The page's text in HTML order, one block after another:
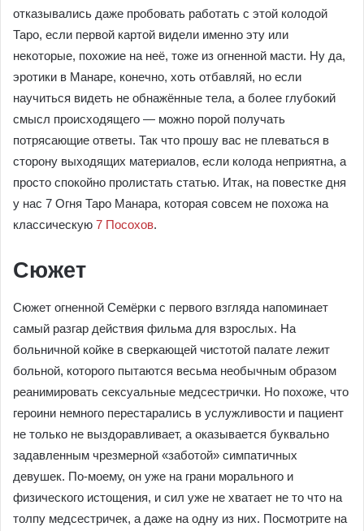
отказывались даже пробовать работать с этой колодой
Таро, если первой картой видели именно эту или
некоторые, похожие на неё, тоже из огненной масти. Ну да,
эротики в Манаре, конечно, хоть отбавляй, но если
научиться видеть не обнажённые тела, а более глубокий
смысл происходящего — можно порой получать
потрясающие ответы. Так что прошу вас не плеваться в
сторону выходящих материалов, если колода неприятна, а
просто спокойно пролистать статью. Итак, на повестке дня
у нас 7 Огня Таро Манара, которая совсем не похожа на
классическую 7 Посохов.
Сюжет
Сюжет огненной Семёрки с первого взгляда напоминает
самый разгар действия фильма для взрослых. На
больничной койке в сверкающей чистотой палате лежит
больной, которого пытаются весьма необычным образом
реанимировать сексуальные медсестрички. Но похоже, что
героини немного перестарались в услужливости и пациент
не только не выздоравливает, а оказывается буквально
задавленным чрезмерной «заботой» симпатичных
девушек. По-моему, он уже на грани морального и
физического истощения, и сил уже не хватает не то что на
толпу медсестричек, а даже на одну из них. Посмотрите на